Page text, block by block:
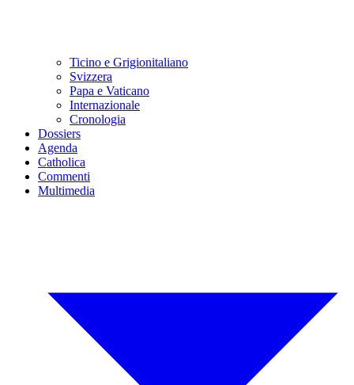
Ticino e Grigionitaliano
Svizzera
Papa e Vaticano
Internazionale
Cronologia
Dossiers
Agenda
Catholica
Commenti
Multimedia